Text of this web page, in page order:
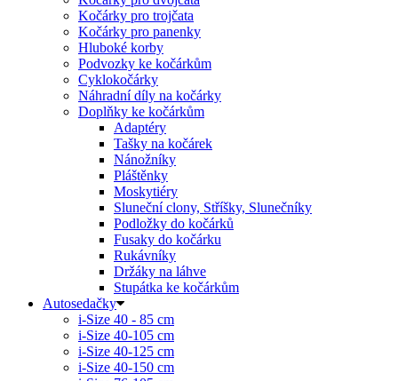
Kočárky pro trojčata
Kočárky pro panenky
Hluboké korby
Podvozky ke kočárkům
Cyklokočárky
Náhradní díly na kočárky
Doplňky ke kočárkům
Adaptéry
Tašky na kočárek
Nánožníky
Pláštěnky
Moskytiéry
Sluneční clony, Stříšky, Slunečníky
Podložky do kočárků
Fusaky do kočárku
Rukávníky
Držáky na láhve
Stupátka ke kočárkům
Autosedačky
i-Size 40 - 85 cm
i-Size 40-105 cm
i-Size 40-125 cm
i-Size 40-150 cm